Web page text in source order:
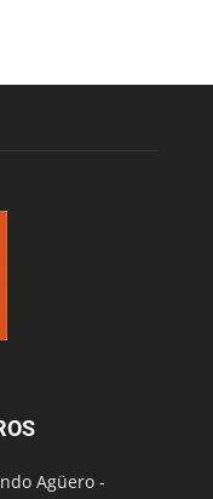
Agüero -